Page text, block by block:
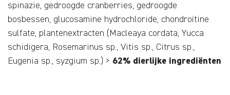
spinazie, gedroogde cranberries, gedroogde
bosbessen, glucosamine hydrochloride, chondroïtine
sulfate, plantenextracten (Macleaya cordata, Yucca
schidigera, Rosemarinus sp., Vitis sp., Citrus sp.,
Eugenia sp., syzgium sp.) > 62% dierlijke ingrediënten